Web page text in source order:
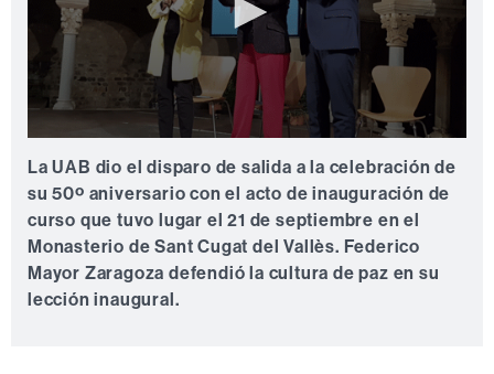
seconds
0
seconds
La UAB dio el disparo de salida a la celebración de
su 50º aniversario con el acto de inauguración de
curso que tuvo lugar el 21 de septiembre en el
Monasterio de Sant Cugat del Vallès. Federico
Mayor Zaragoza defendió la cultura de paz en su
lección inaugural.